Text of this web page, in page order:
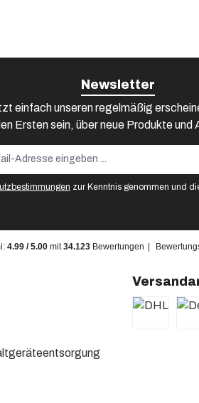
4.99/5.00mit34.123 Bewertungen
Newsletter
einfach unseren regelmäßig
Ersten sein, über neue Produkte
Mail-
Adresse*
zur Kenntnis genommen und